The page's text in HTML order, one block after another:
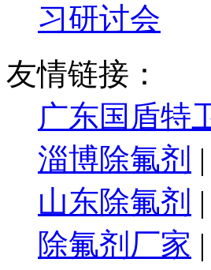
习研讨会
友情链接：
广东国盾特
淄博除氟剂 |
山东除氟剂 |
除氟剂厂家 |